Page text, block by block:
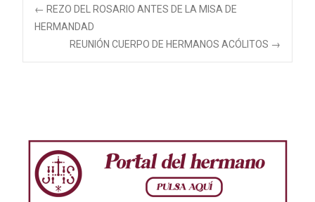
Navegación
de
← REZO DEL ROSARIO ANTES DE LA MISA DE
HERMANDAD
REUNIÓN CUERPO DE HERMANOS ACÓLITOS →